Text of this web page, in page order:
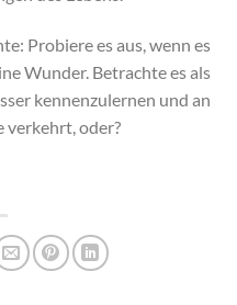
Probiere es aus, wenn es
Wunder. Betrachte es als
kennenzulernen und an
verkehrt, oder?